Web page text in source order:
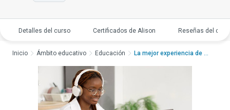
Detalles del curso Certificados de Alison Reseñas del
Inicio Ámbito educativo Educación La mejor experiencia de a...